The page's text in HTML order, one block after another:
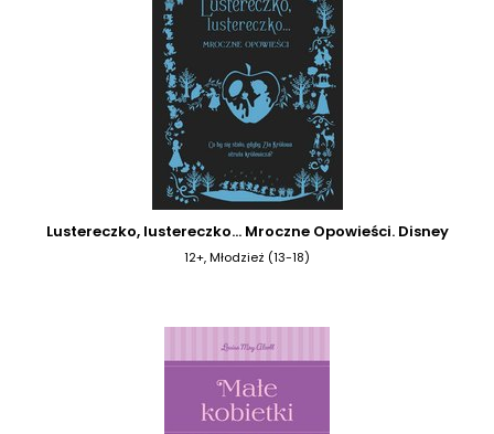
Lustereczko, lustereczko… Mroczne Opowieści. Disney
12+, Młodzież (13-18)